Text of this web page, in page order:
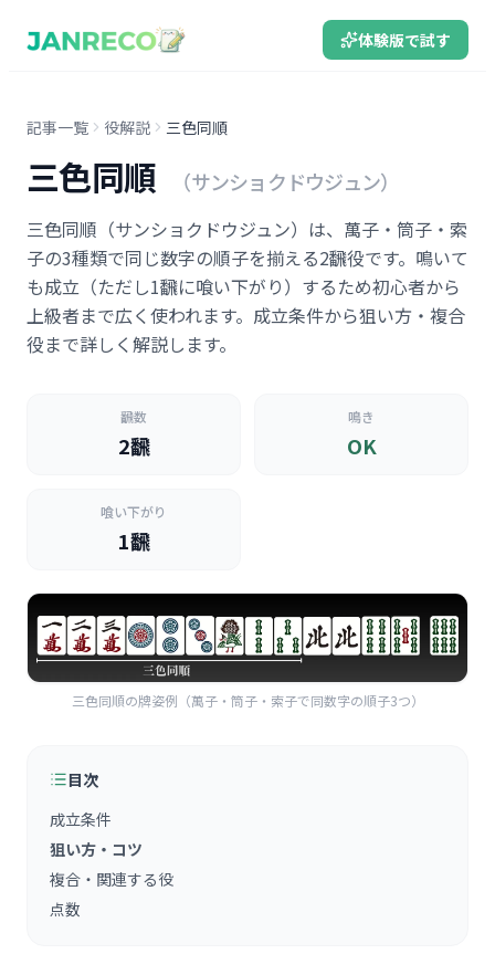
体験版で試す
記事一覧 役解説 三色同順
三色同順 （サンショクドウジュン）
三色同順（サンショクドウジュン）は、萬子・筒子・索
子の3種類で同じ数字の順子を揃える2飜役です。鳴いて
も成立（ただし1飜に喰い下がり）するため初心者から
上級者まで広く使われます。成立条件から狙い方・複合
役まで詳しく解説します。
飜数
2飜
鳴き
OK
喰い下がり
1飜
三色同順の牌姿例（萬子・筒子・索子で同数字の順子3つ）
目次
成立条件
狙い方・コツ
複合・関連する役
点数